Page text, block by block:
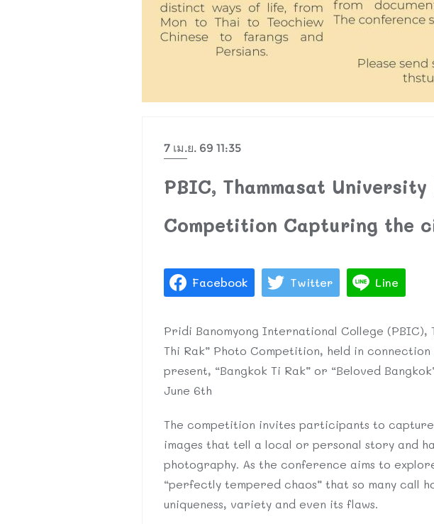
7 เม.ย. 69 11:35
PBIC, Thammasat
Competition Capturing the
Facebook Twitter Line
Pridi Banomyong International College (PBIC),
Thi Rak” Photo Competition, held in
present, “Bangkok Ti Rak” or “Beloved
June 6th
The competition invites participants to
images that tell a local or personal story and
photography. As the conference aims to
“perfectly tempered chaos” that so many call
uniqueness, variety and even its flaws.